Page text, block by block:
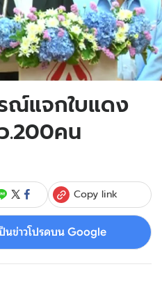
ณ์แจกใบแดง
.200คน
Copy link
นข่าวโปรดบน Google